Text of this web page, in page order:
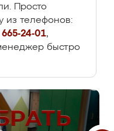
Просто
из телефонов:
24-01,
быстро